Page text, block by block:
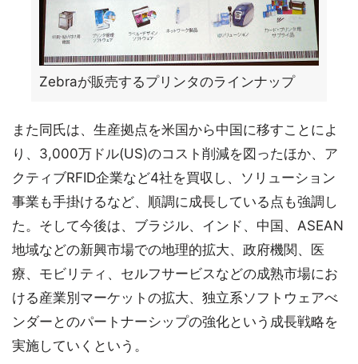
Zebraが販売するプリンタのラインナップ
また同氏は、生産拠点を米国から中国に移すことによ
り、3,000万ドル(US)のコスト削減を図ったほか、ア
クティブRFID企業など4社を買収し、ソリューション
事業も手掛けるなど、順調に成長している点も強調し
た。そして今後は、ブラジル、インド、中国、ASEAN
地域などの新興市場での地理的拡大、政府機関、医
療、モビリティ、セルフサービスなどの成熟市場にお
ける産業別マーケットの拡大、独立系ソフトウェアべ
ンダーとのパートナーシップの強化という成長戦略を
実施していくという。